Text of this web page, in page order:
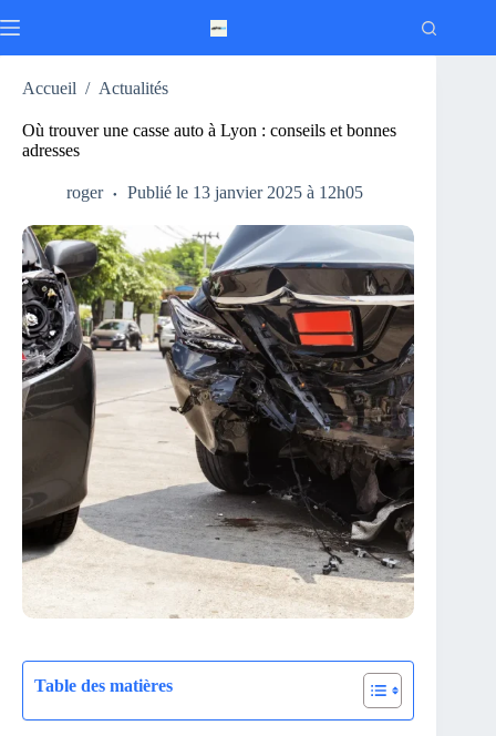
au
Accueil / Actualités
Où trouver une casse auto à Lyon : conseils et bonnes
adresses
roger Publié le 13 janvier 2025 à 12h05
Table des matières